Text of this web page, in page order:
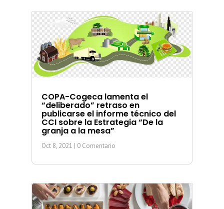
COPA-Cogeca lamenta el
“deliberado” retraso en
publicarse el informe técnico del
CCI sobre la Estrategia “De la
granja a la mesa”
Oct 8, 2021 | 0 Comentario